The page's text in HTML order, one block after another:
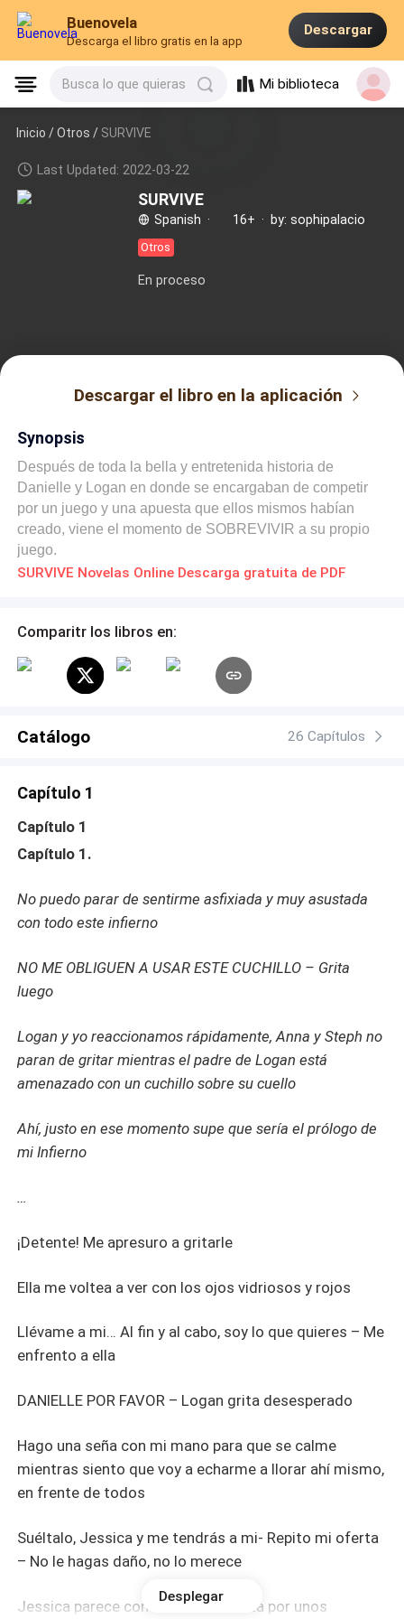
Buenovela
Descarga el libro gratis en la app
Descargar
Busca lo que quieras Mi biblioteca
Inicio /Otros / SURVIVE
Last Updated: 2022-03-22
SURVIVE
Spanish · 16+ · by: sophipalacio
Otros
En proceso
Descargar el libro en la aplicación
Synopsis
Después de toda la bella y entretenida historia de
Danielle y Logan en donde se encargaban de competir
por un juego y una apuesta que ellos mismos habían
creado, viene el momento de SOBREVIVIR a su propio
juego.
SURVIVE Novelas Online Descarga gratuita de PDF
Comparitr los libros en:
Catálogo 26 Capítulos
Capítulo 1
Capítulo 1
Capítulo 1.
No puedo parar de sentirme asfixiada y muy asustada
con todo este infierno
NO ME OBLIGUEN A USAR ESTE CUCHILLO – Grita
luego
Logan y yo reaccionamos rápidamente, Anna y Steph no
paran de gritar mientras el padre de Logan está
amenazado con un cuchillo sobre su cuello
Ahí, justo en ese momento supe que sería el prólogo de
mi Infierno
…
¡Detente! Me apresuro a gritarle
Ella me voltea a ver con los ojos vidriosos y rojos
Llévame a mi… Al fin y al cabo, soy lo que quieres – Me
enfrento a ella
DANIELLE POR FAVOR – Logan grita desesperado
Hago una seña con mi mano para que se calme
mientras siento que voy a echarme a llorar ahí mismo,
en frente de todos
Suéltalo, Jessica y me tendrás a mi- Repito mi oferta
– No le hagas daño, no lo merece
Jessica parece considerar mi oferta por unos
Desplegar